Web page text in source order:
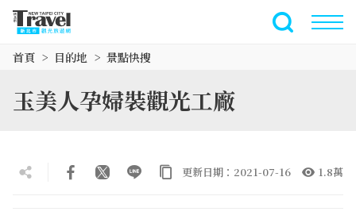
全文檢索
首頁 目的地 景點快搜
玉美人孕婦裝觀光工廠
更新日期：2021-07-16 1.8萬